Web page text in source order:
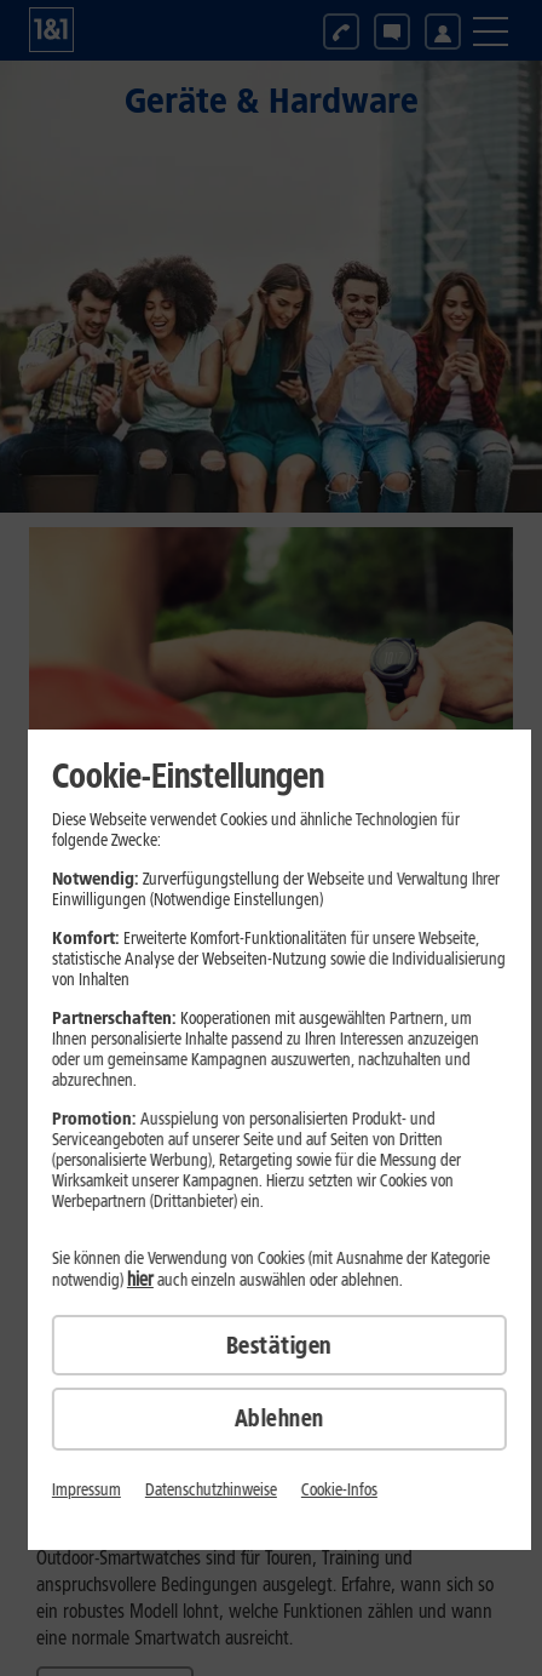
Geräte & Hardware
Geräte & Hardware
Smartwatch beim Sport: So
unterstützt sie Dein Training
Eine Smartwatch macht Belastung, Tempo und Trainingsablauf
sichtbar. Erfahre, wie Du Pulsmessung, Herzfrequenzzonen, GPS,
keine medizinische Beurteilung ersetzen.
Mehr erfahren
Outdoor-Smartwatch: Für wen
eignen sich die robusten Modelle?
Outdoor-Smartwatches sind für Touren, Training und
anspruchsvollere Bedingungen ausgelegt. Erfahre, wann sich so
ein robustes Modell lohnt, welche Funktionen zählen und wann
eine normale Smartwatch ausreicht.
Cookie-Einstellungen
Diese Webseite verwendet Cookies und ähnliche Technologien für
folgende Zwecke:
Notwendig: Zurverfügungstellung der Webseite und Verwaltung Ihrer
Einwilligungen (Notwendige Einstellungen)
Komfort: Erweiterte Komfort-Funktionalitäten für unsere Webseite,
statistische Analyse der Webseiten-Nutzung sowie die Individualisierung
von Inhalten
Partnerschaften: Kooperationen mit ausgewählten Partnern, um
Ihnen personalisierte Inhalte passend zu Ihren Interessen anzuzeigen
oder um gemeinsame Kampagnen auszuwerten, nachzuhalten und
abzurechnen.
Promotion: Ausspielung von personalisierten Produkt- und
Serviceangeboten auf unserer Seite und auf Seiten von Dritten
(personalisierte Werbung), Retargeting sowie für die Messung der
Wirksamkeit unserer Kampagnen. Hierzu setzten wir Cookies von
Werbepartnern (Drittanbieter) ein.
Ablehnen
Sie können die Verwendung von Cookies (mit Ausnahme der Kategorie
notwendig) hierauch einzeln auswählen oder ablehnen.
Bestätigen
Impressum Datenschutzhinweise Cookie-Infos